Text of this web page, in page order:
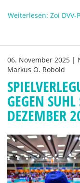
Weiterlesen: Zoi
06. November 2025 |
Markus O. Robold
GEGEN
DEZEMBER